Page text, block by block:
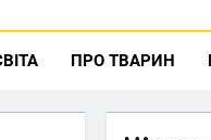
Карибське море: на
ПРО ТВАРИН